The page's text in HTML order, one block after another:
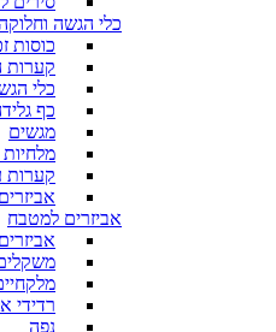
כלי הגשה
כוסות
קערות
כלי
כף
מגשים
מלחיות
קערות
אביזרים למטבח
רדידי
נפה